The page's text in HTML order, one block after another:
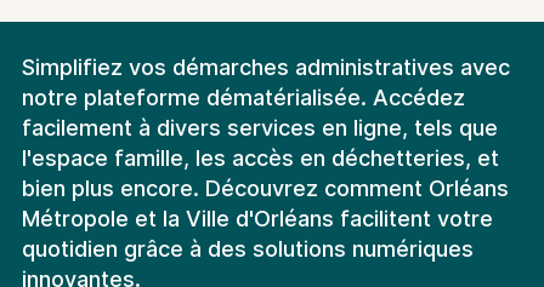
Simplifiez vos démarches administratives avec
notre plateforme dématérialisée. Accédez
facilement à divers services en ligne, tels que
l'espace famille, les accès en déchetteries, et
bien plus encore. Découvrez comment Orléans
Métropole et la Ville d'Orléans facilitent votre
quotidien grâce à des solutions numériques
innovantes.